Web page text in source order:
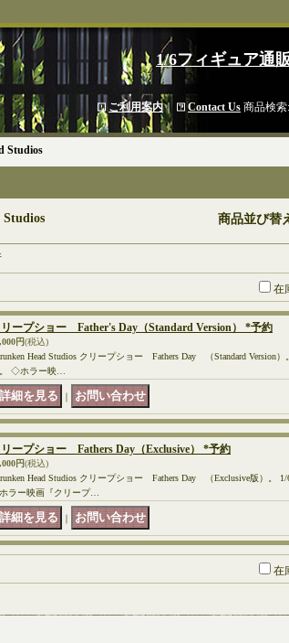
1/6フィギュア通
ご利用案内｜ Contact Us 商品検索:
Studios
Studios 商品並び替
在
リープショー Father's Day（Standard Version） *予約
円(税込)
Head Studios クリープショー Fathers Day （Standard Version
◇ホラー映…
｜
リープショー Fathers Day（Exclusive） *予約
円(税込)
Head Studios クリープショー Fathers Day （Exclusive版）。
ラー映画『クリープ…
｜
在